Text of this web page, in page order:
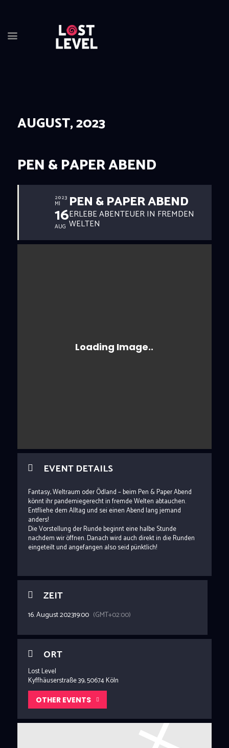
EVENTS
ABOUT
RESERVIERUNG
AUGUST, 2023
PEN & PAPER ABEND
2023
MI
16
AUG
PEN & PAPER ABEND
ERLEBE ABENTEUER IN FREMDEN
WELTEN
EVENT DETAILS
Fantasy, Weltraum oder Ödland – beim Pen & Paper Abend
könnt ihr pandemiegerecht in fremde Welten abtauchen.
Entfliehe dem Alltag und sei einen Abend lang jemand
anders!
Die Vorstellung der Runde beginnt eine halbe Stunde
nachdem wir öffnen. Danach wird auch direkt in die Runden
eingeteilt und angefangen also seid pünktlich!
ZEIT
16. August 202319:00 (GMT+02:00)
ORT
Lost Level
Kyffhäuserstraße 39, 50674 Köln
OTHER EVENTS